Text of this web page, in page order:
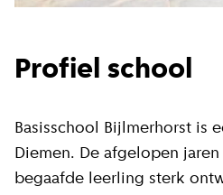
Profiel school
Basisschool Bijlmerhorst is
Diemen. De afgelopen
begaafde leerling sterk